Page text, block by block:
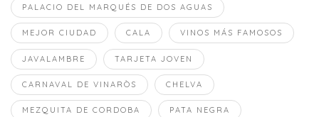
PALACIO DEL MARQUÉS DE DOS AGUAS
MEJOR CIUDAD CALA VINOS MÁS FAMOSOS
JAVALAMBRE TARJETA JOVEN
CARNAVAL DE VINARÒS CHELVA
MEZQUITA DE CORDOBA PATA NEGRA